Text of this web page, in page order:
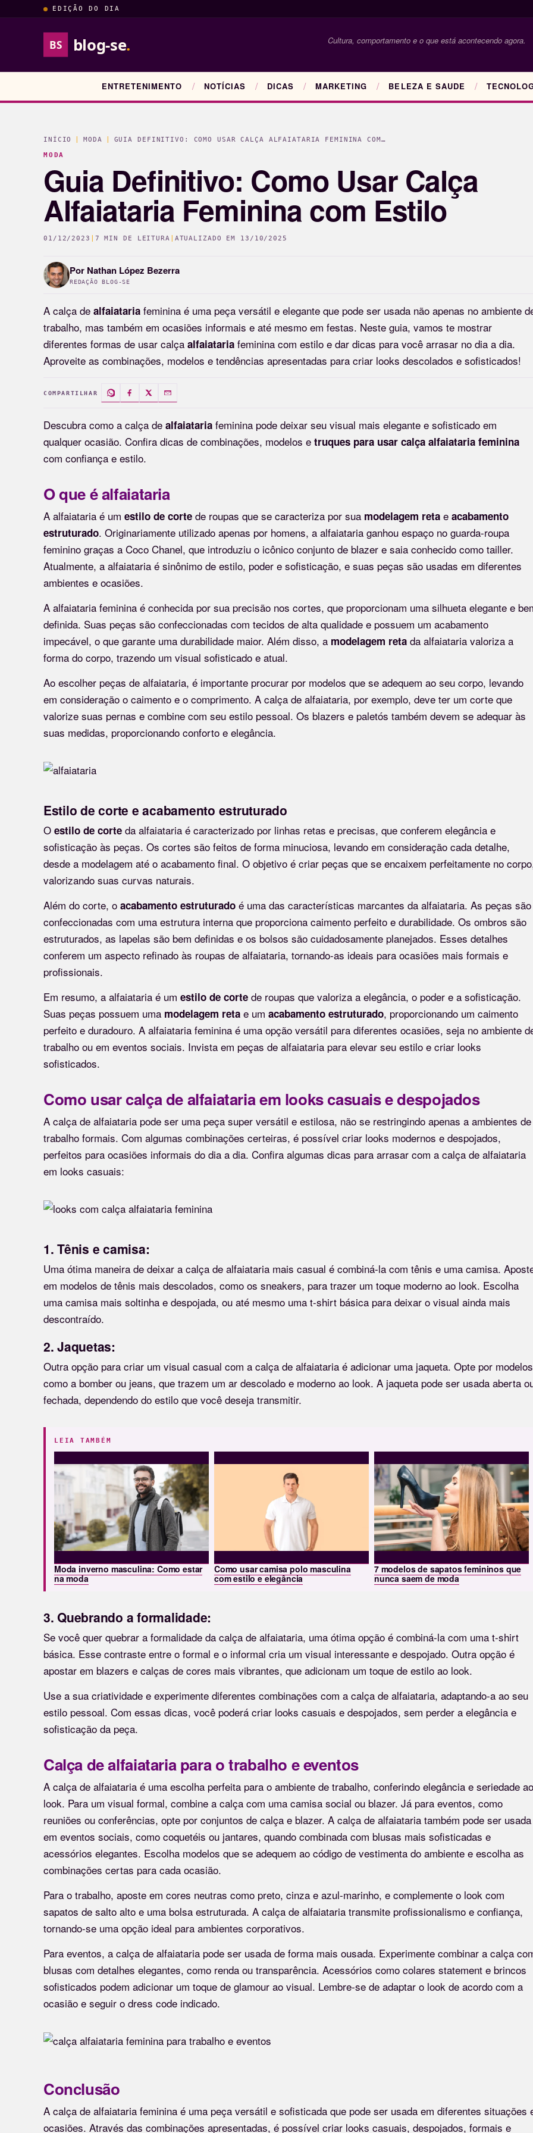
EDIÇÃO DO DIA
BS blog-se. Cultura, comportamento e o que está acontecendo agora.
ENTRETENIMENTO NOTÍCIAS DICAS MARKETING BELEZA E SAUDE
INÍCIO MODA
GUIA DEFINITIVO: COMO USAR CALÇA ALFAIATARIA FEMININA COM…
MODA
Guia Definitivo: Como Usar Calça
Alfaiataria Feminina com Estilo
01/12/2023 7 MIN DE LEITURA ATUALIZADO EM 13/10/2025
Por Nathan López Bezerra
REDAÇÃO BLOG-SE
A calça de alfaiataria feminina é uma peça versátil e elegante que pode ser usada não apenas no ambiente
trabalho, mas também em ocasiões informais e até mesmo em festas. Neste guia, vamos te mostrar
diferentes formas de usar calça alfaiataria feminina com estilo e dar dicas para você arrasar no dia a dia.
Aproveite as combinações, modelos e tendências apresentadas para criar looks descolados e sofisticados!
COMPARTILHAR
Descubra como a calça de alfaiataria feminina pode deixar seu visual mais elegante e sofisticado em
qualquer ocasião. Confira dicas de combinações, modelos e truques para usar calça alfaiataria feminina
com confiança e estilo.
O que é alfaiataria
A alfaiataria é um estilo de corte de roupas que se caracteriza por sua modelagem reta e acabamento
estruturado. Originariamente utilizado apenas por homens, a alfaiataria ganhou espaço no guarda-roupa
feminino graças a Coco Chanel, que introduziu o icônico conjunto de blazer e saia conhecido como tailler.
Atualmente, a alfaiataria é sinônimo de estilo, poder e sofisticação, e suas peças são usadas em diferentes
ambientes e ocasiões.
A alfaiataria feminina é conhecida por sua precisão nos cortes, que proporcionam uma silhueta elegante e
definida. Suas peças são confeccionadas com tecidos de alta qualidade e possuem um acabamento
impecável, o que garante uma durabilidade maior. Além disso, a modelagem reta da alfaiataria valoriza a
forma do corpo, trazendo um visual sofisticado e atual.
Ao escolher peças de alfaiataria, é importante procurar por modelos que se adequem ao seu corpo, levando
em consideração o caimento e o comprimento. A calça de alfaiataria, por exemplo, deve ter um corte que
valorize suas pernas e combine com seu estilo pessoal. Os blazers e paletós também devem se adequar às
suas medidas, proporcionando conforto e elegância.
Estilo de corte e acabamento estruturado
O estilo de corte da alfaiataria é caracterizado por linhas retas e precisas, que conferem elegância e
sofisticação às peças. Os cortes são feitos de forma minuciosa, levando em consideração cada detalhe,
desde a modelagem até o acabamento final. O objetivo é criar peças que se encaixem perfeitamente no
valorizando suas curvas naturais.
Além do corte, o acabamento estruturado é uma das características marcantes da alfaiataria. As peças são
confeccionadas com uma estrutura interna que proporciona caimento perfeito e durabilidade. Os ombros são
estruturados, as lapelas são bem definidas e os bolsos são cuidadosamente planejados. Esses detalhes
conferem um aspecto refinado às roupas de alfaiataria, tornando-as ideais para ocasiões mais formais e
profissionais.
Em resumo, a alfaiataria é um estilo de corte de roupas que valoriza a elegância, o poder e a sofisticação.
Suas peças possuem uma modelagem reta e um acabamento estruturado, proporcionando um caimento
perfeito e duradouro. A alfaiataria feminina é uma opção versátil para diferentes ocasiões, seja no ambiente
trabalho ou em eventos sociais. Invista em peças de alfaiataria para elevar seu estilo e criar looks
sofisticados.
Como usar calça de alfaiataria em looks casuais e despojados
A calça de alfaiataria pode ser uma peça super versátil e estilosa, não se restringindo apenas a ambientes de
trabalho formais. Com algumas combinações certeiras, é possível criar looks modernos e despojados,
perfeitos para ocasiões informais do dia a dia. Confira algumas dicas para arrasar com a calça de alfaiataria
em looks casuais:
1. Tênis e camisa:
Uma ótima maneira de deixar a calça de alfaiataria mais casual é combiná-la com tênis e uma camisa.
em modelos de tênis mais descolados, como os sneakers, para trazer um toque moderno ao look. Escolha
uma camisa mais soltinha e despojada, ou até mesmo uma t-shirt básica para deixar o visual ainda mais
descontraído.
2. Jaquetas:
Outra opção para criar um visual casual com a calça de alfaiataria é adicionar uma jaqueta. Opte por modelos
como a bomber ou jeans, que trazem um ar descolado e moderno ao look. A jaqueta pode ser usada aberta
fechada, dependendo do estilo que você deseja transmitir.
LEIA TAMBÉM
Moda inverno masculina: Como estar
na moda
Como usar camisa polo masculina
com estilo e elegância
7 modelos de sapatos femininos que
nunca saem de moda
3. Quebrando a formalidade:
Se você quer quebrar a formalidade da calça de alfaiataria, uma ótima opção é combiná-la com uma t-shirt
básica. Esse contraste entre o formal e o informal cria um visual interessante e despojado. Outra opção é
apostar em blazers e calças de cores mais vibrantes, que adicionam um toque de estilo ao look.
Use a sua criatividade e experimente diferentes combinações com a calça de alfaiataria, adaptando-a ao seu
estilo pessoal. Com essas dicas, você poderá criar looks casuais e despojados, sem perder a elegância e
sofisticação da peça.
Calça de alfaiataria para o trabalho e eventos
A calça de alfaiataria é uma escolha perfeita para o ambiente de trabalho, conferindo elegância e seriedade ao
look. Para um visual formal, combine a calça com uma camisa social ou blazer. Já para eventos, como
reuniões ou conferências, opte por conjuntos de calça e blazer. A calça de alfaiataria também pode ser usada
em eventos sociais, como coquetéis ou jantares, quando combinada com blusas mais sofisticadas e
acessórios elegantes. Escolha modelos que se adequem ao código de vestimenta do ambiente e escolha as
combinações certas para cada ocasião.
Para o trabalho, aposte em cores neutras como preto, cinza e azul-marinho, e complemente o look com
sapatos de salto alto e uma bolsa estruturada. A calça de alfaiataria transmite profissionalismo e confiança,
tornando-se uma opção ideal para ambientes corporativos.
Para eventos, a calça de alfaiataria pode ser usada de forma mais ousada. Experimente combinar a calça
blusas com detalhes elegantes, como renda ou transparência. Acessórios como colares statement e brincos
sofisticados podem adicionar um toque de glamour ao visual. Lembre-se de adaptar o look de acordo com a
ocasião e seguir o dress code indicado.
Conclusão
A calça de alfaiataria feminina é uma peça versátil e sofisticada que pode ser usada em diferentes situações
ocasiões. Através das combinações apresentadas, é possível criar looks casuais, despojados, formais e